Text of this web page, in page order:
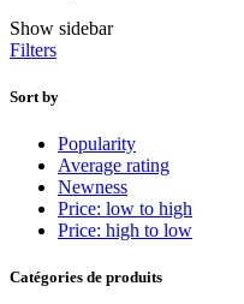
multiples. Ce type de grands
l’artisanat d’art nous amène
Mobilier de designer,
Mobilier de designer ou pas,
nos modes de vie ou nos
habiller un pan de mur avec des
rendront vos intérieurs et votre
L’achat écoresponsable
Show sidebar
Filters
Sort by
Popularity
Average rating
Newness
Price: low to high
Price: high to low
Catégories de produits